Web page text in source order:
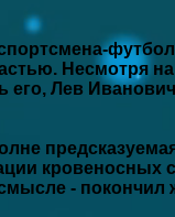
Несмотря
его, Лев
кровеносных
-